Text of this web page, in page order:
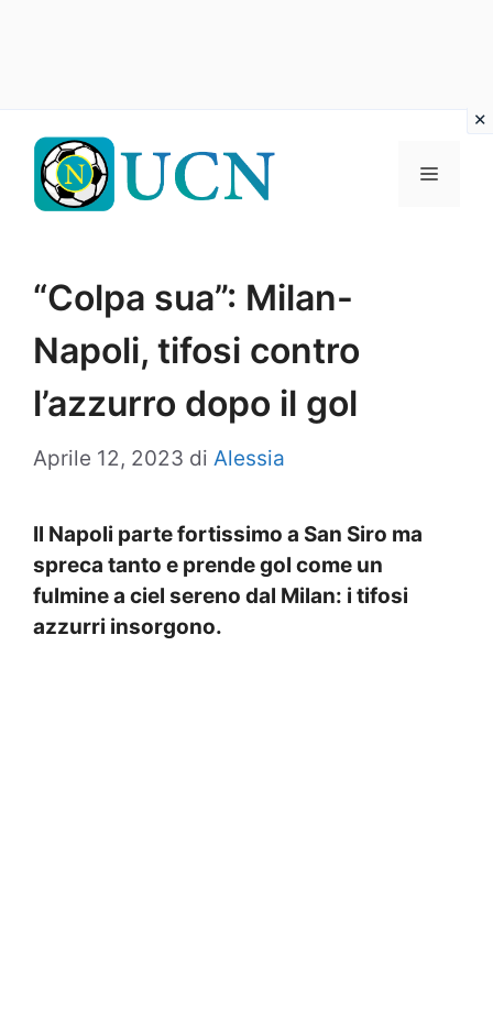
contenuto
Menu
“Colpa sua”: Milan-
Napoli, tifosi contro
l’azzurro dopo il gol
Aprile 12, 2023 di Alessia
Il Napoli parte fortissimo a San Siro ma
spreca tanto e prende gol come un
fulmine a ciel sereno dal Milan: i tifosi
azzurri insorgono.